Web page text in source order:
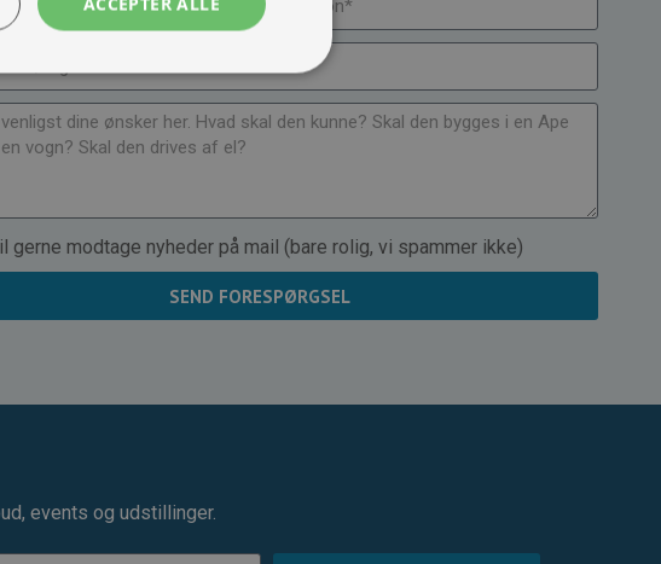
gerne modtage nyheder på mail (bare rolig, vi spammer ikke)
SEND FORESPØRGSEL
events og udstillinger.